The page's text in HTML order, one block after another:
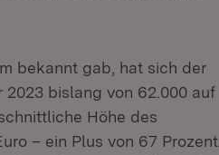
bekannt gab, hat sich der
bislang von 62.000 auf
Höhe des
– ein Plus von 67 Prozent.